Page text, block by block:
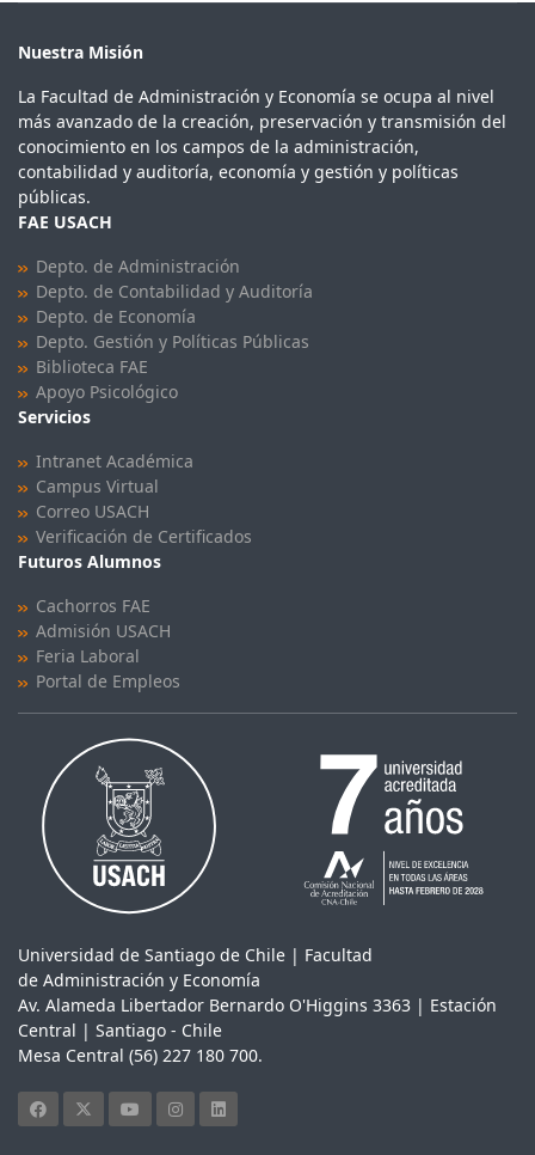
Nuestra Misión
La Facultad de Administración y Economía se ocupa al nivel
más avanzado de la creación, preservación y transmisión del
conocimiento en los campos de la administración,
contabilidad y auditoría, economía y gestión y políticas
públicas.
FAE USACH
Depto. de Administración
Depto. de Contabilidad y Auditoría
Depto. de Economía
Depto. Gestión y Políticas Públicas
Biblioteca FAE
Apoyo Psicológico
Servicios
Intranet Académica
Campus Virtual
Correo USACH
Verificación de Certificados
Futuros Alumnos
Cachorros FAE
Admisión USACH
Feria Laboral
Portal de Empleos
Universidad de Santiago de Chile | Facultad
de Administración y Economía
Av. Alameda Libertador Bernardo O'Higgins 3363 | Estación
Central | Santiago - Chile
Mesa Central (56) 227 180 700.